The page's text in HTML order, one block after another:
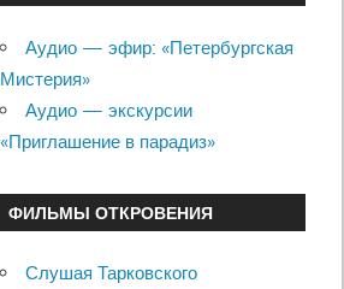
Аудио — эфир: «Петербургская
Мистерия»
Аудио — экскурсии
«Приглашение в парадиз»
ФИЛЬМЫ ОТКРОВЕНИЯ
Слушая Тарковского